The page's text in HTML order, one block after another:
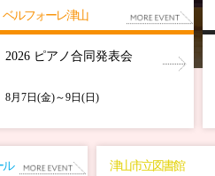
ベルフォーレ津山
2026 ピアノ合同発表会
8月7日(金)～9日(日)
ル 津山市立図書館